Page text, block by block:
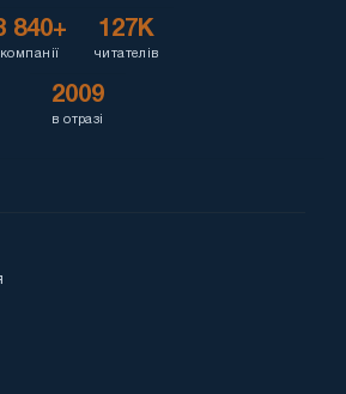
840+
компанії
127K
читателів
2009
в отразі